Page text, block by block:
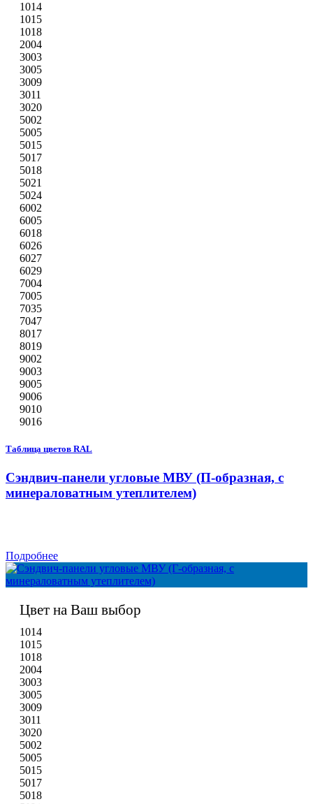
1014
1015
1018
2004
3003
3005
3009
3011
3020
5002
5005
5015
5017
5018
5021
5024
6002
6005
6018
6026
6027
6029
7004
7005
7035
7047
8017
8019
9002
9003
9005
9006
9010
9016
Таблица цветов RAL
Сэндвич-панели угловые МВУ (П-образная, с
минераловатным утеплителем)
Подробнее
Цвет на Ваш выбор
1014
1015
1018
2004
3003
3005
3009
3011
3020
5002
5005
5015
5017
5018